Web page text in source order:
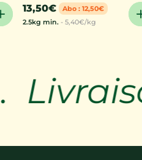
13,50€
Abo : 12,50€
2.5kg min. - 5,40€/kg